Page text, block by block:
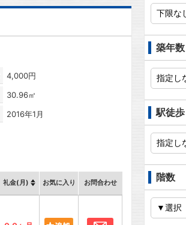
4,000円
30.96㎡
2016年1月
礼金(月) お気に入り お問合わせ
築年数
駅徒歩
階数